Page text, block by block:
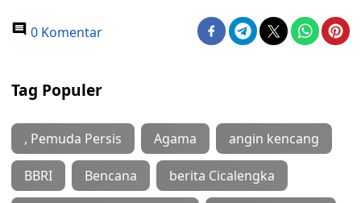
0 Komentar
Tag Populer
, Pemuda Persis Agama angin kencang
BBRI Bencana berita Cicalengka